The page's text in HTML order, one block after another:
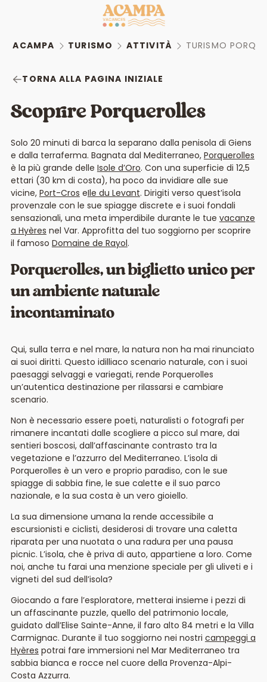
ACAMPA TURISMO ATTIVITÀ TURISMO
TORNA ALLA PAGINA INIZIALE
Scoprire Porquerolles
Solo 20 minuti di barca la separano dalla penisola di Giens
e dalla terraferma. Bagnata dal Mediterraneo, Porquerolles
è la più grande delle Isole d’Oro. Con una superficie di 12,5
ettari (30 km di costa), ha poco da invidiare alle sue
vicine, Port-Cros eIle du Levant. Dirigiti verso quest’isola
provenzale con le sue spiagge discrete e i suoi fondali
sensazionali, una meta imperdibile durante le tue vacanze
a Hyères nel Var. Approfitta del tuo soggiorno per scoprire
il famoso Domaine de Rayol.
Porquerolles, un biglietto unico per
un ambiente naturale
incontaminato
Qui, sulla terra e nel mare, la natura non ha mai rinunciato
ai suoi diritti. Questo idilliaco scenario naturale, con i suoi
paesaggi selvaggi e variegati, rende Porquerolles
un’autentica destinazione per rilassarsi e cambiare
scenario.
Non è necessario essere poeti, naturalisti o fotografi per
rimanere incantati dalle scogliere a picco sul mare, dai
sentieri boscosi, dall’affascinante contrasto tra la
vegetazione e l’azzurro del Mediterraneo. L’isola di
Porquerolles è un vero e proprio paradiso, con le sue
spiagge di sabbia fine, le sue calette e il suo parco
nazionale, e la sua costa è un vero gioiello.
La sua dimensione umana la rende accessibile a
escursionisti e ciclisti, desiderosi di trovare una caletta
riparata per una nuotata o una radura per una pausa
picnic. L’isola, che è priva di auto, appartiene a loro. Come
noi, anche tu farai una menzione speciale per gli uliveti e i
vigneti del sud dell’isola?
Giocando a fare l’esploratore, metterai insieme i pezzi di
un affascinante puzzle, quello del patrimonio locale,
guidato dall’Elise Sainte-Anne, il faro alto 84 metri e la Villa
Carmignac. Durante il tuo soggiorno nei nostri campeggi a
Hyères potrai fare immersioni nel Mar Mediterraneo tra
sabbia bianca e rocce nel cuore della Provenza-Alpi-
Costa Azzurra.